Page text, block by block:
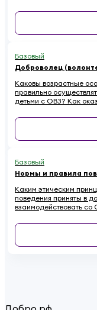
распространенных
Базовый
Доброволец
Каковы возрастные
правильно
детьми с ОВЗ? Как
добровольцев,
Базовый
Нормы и правила
Каким этическим
поведения приняты в
взаимодействовать
репутации? Если вы
волонтёром, этот